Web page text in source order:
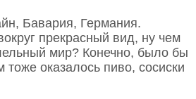
Бавария, Германия.
прекрасный вид, ну чем
мир? Конечно, было бы
тоже оказалось пиво, сосиски